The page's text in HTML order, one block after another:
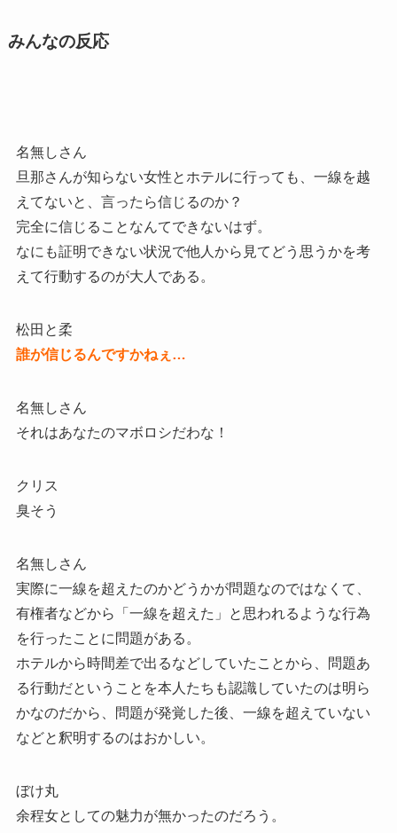
みんなの反応
名無しさん
旦那さんが知らない女性とホテルに行っても、一線を越
えてないと、言ったら信じるのか？
完全に信じることなんてできないはず。
なにも証明できない状況で他人から見てどう思うかを考
えて行動するのが大人である。
松田と柔
誰が信じるんですかねぇ…
名無しさん
それはあなたのマボロシだわな！
クリス
臭そう
名無しさん
実際に一線を超えたのかどうかが問題なのではなくて、
有権者などから「一線を超えた」と思われるような行為
を行ったことに問題がある。
ホテルから時間差で出るなどしていたことから、問題あ
る行動だということを本人たちも認識していたのは明ら
かなのだから、問題が発覚した後、一線を超えていない
などと釈明するのはおかしい。
ぼけ丸
余程女としての魅力が無かったのだろう。